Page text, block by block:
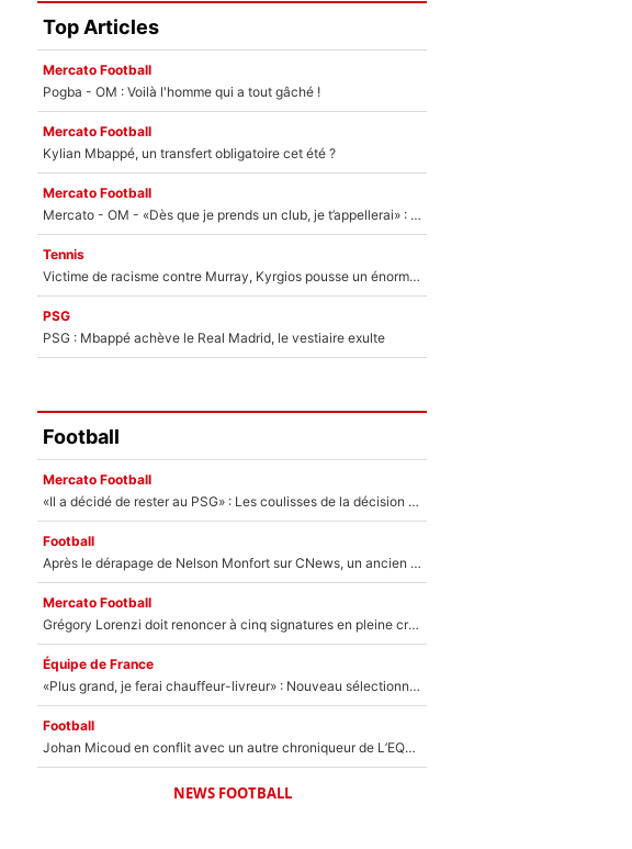
Top Articles
Mercato Football
Pogba - OM : Voilà l'homme qui a tout gâché !
Mercato Football
Kylian Mbappé, un transfert obligatoire cet été ?
Mercato Football
Mercato - OM - «Dès que je prends un club, je t’appellerai» : La promesse de Marcelino au moment de claquer la porte
Tennis
Victime de racisme contre Murray, Kyrgios pousse un énorme coup de gueule !
PSG
PSG : Mbappé achève le Real Madrid, le vestiaire exulte
Football
Mercato Football
«Il a décidé de rester au PSG» : Les coulisses de la décision de Lucas Chevalier pour son transfert
Football
Après le dérapage de Nelson Monfort sur CNews, un ancien journaliste de France Télévisions relance la polémique sur les incendies en Gironde
Mercato Football
Grégory Lorenzi doit renoncer à cinq signatures en pleine crise financière : L’IA propose sept noms à l’OM pour un mercato réussi... à seulement 5M€ !
Équipe de France
«Plus grand, je ferai chauffeur-livreur» : Nouveau sélectionneur des Bleus, Zinédine Zidane s’était imaginé un avenir très différent lorsqu'il était enfant
Football
Johan Micoud en conflit avec un autre chroniqueur de L’EQUIPE du Soir : «Pendant un moment, je ne les ai pas remis ensemble dans l'émission»
NEWS FOOTBALL